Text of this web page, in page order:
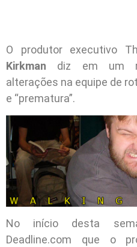
O produtor executivo
Kirkman diz em um
alterações na equipe de
e “prematura”.
No início desta
Deadline.com que o